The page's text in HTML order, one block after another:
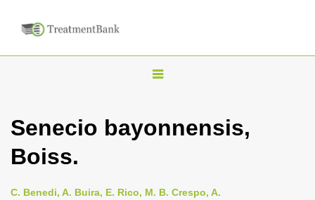
T
g
n
Senecio bayonnensis,
Boiss.
C. Benedi, A. Buira, E. Rico, M. B. Crespo, A.